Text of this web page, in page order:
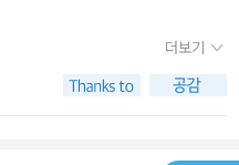
들어서였다. 이때부터 각양각
탐구가 부엌에서 시도됐다. 고
더보기